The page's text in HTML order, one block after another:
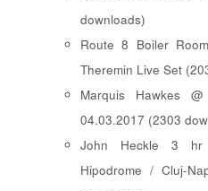
downloads)
Route 8 Boiler
Theremin Live Set
Marquis Hawkes
04.03.2017 (2303
John Heckle 3
Hipodrome / Cluj-